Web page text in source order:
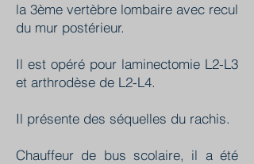
la 3ème vertèbre lombaire avec recul
du mur postérieur.
Il est opéré pour laminectomie L2-L3
et arthrodèse de L2-L4.
Il présente des séquelles du rachis.
Chauffeur de bus scolaire, il a été